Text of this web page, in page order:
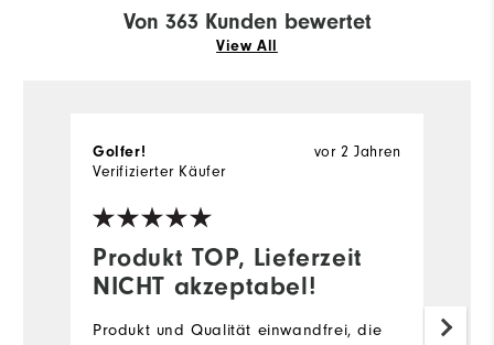
Von 363 Kunden bewertet
View All
Produkt TOP, Lieferzeit
NICHT akzeptabel!
vor 2 Jahren
Golfer!
Verifizierter Käufer
Produkt und Qualität einwandfrei, die